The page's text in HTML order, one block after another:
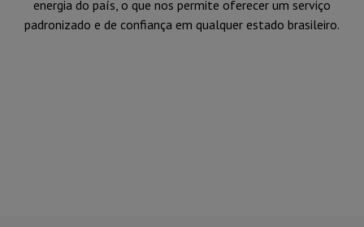
energia do país, o que nos permite oferecer um serviço
padronizado e de confiança em qualquer estado brasileiro.